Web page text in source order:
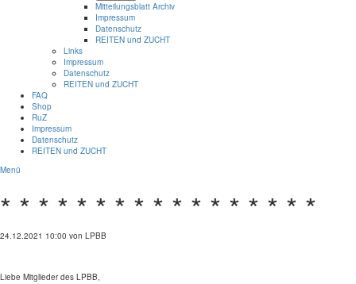
Mitteilungsblatt Archiv
Impressum
Datenschutz
REITEN und ZUCHT
Links
Impressum
Datenschutz
REITEN und ZUCHT
FAQ
Shop
RuZ
Impressum
Datenschutz
REITEN und ZUCHT
Menü
* * * * * * * * * * * * * * * * *
24.12.2021 10:00 von LPBB
Liebe Mitglieder des LPBB,